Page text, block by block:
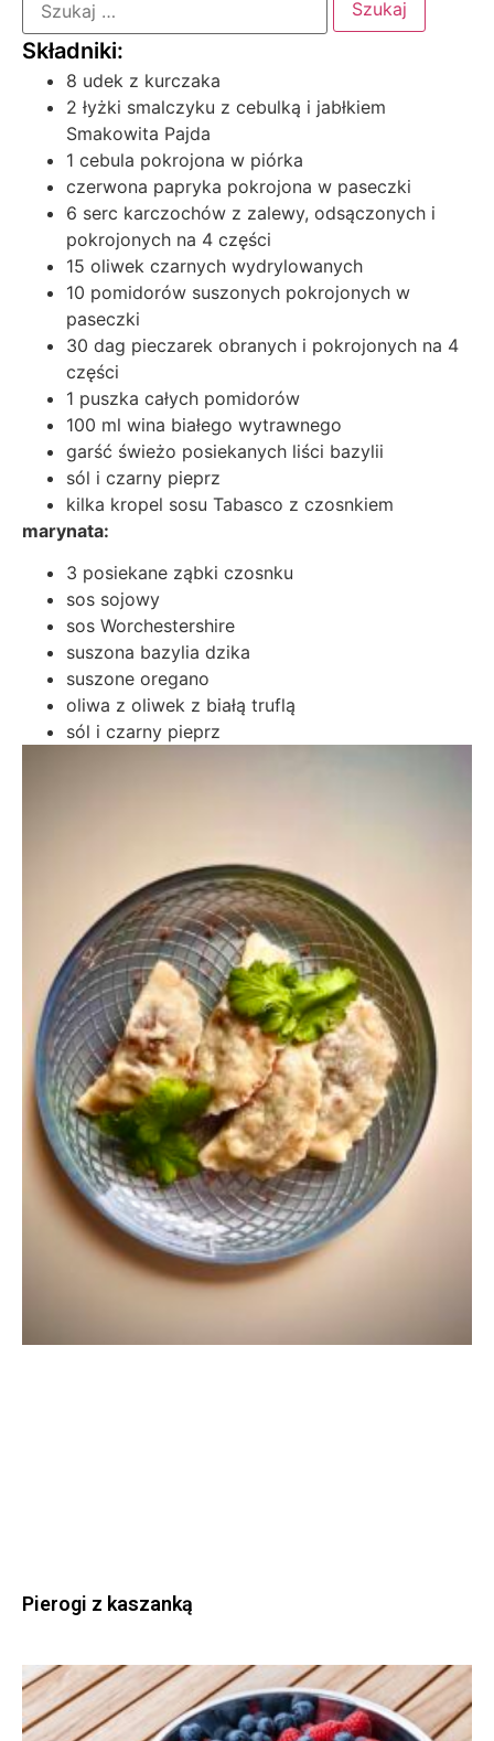
8 udek z kurczaka
2 łyżki smalczyku z cebulką i jabłkiem
Smakowita Pajda
1 cebula pokrojona w piórka
czerwona papryka pokrojona w paseczki
6 serc karczochów z zalewy, odsączonych i
pokrojonych na 4 części
15 oliwek czarnych wydrylowanych
10 pomidorów suszonych pokrojonych w
paseczki
30 dag pieczarek obranych i pokrojonych na 4
części
1 puszka całych pomidorów
100 ml wina białego wytrawnego
garść świeżo posiekanych liści bazylii
sól i czarny pieprz
kilka kropel sosu Tabasco z czosnkiem
marynata:
3 posiekane ząbki czosnku
sos sojowy
sos Worchestershire
suszona bazylia dzika
suszone oregano
oliwa z oliwek z białą truflą
sól i czarny pieprz
Pierogi z kaszanką